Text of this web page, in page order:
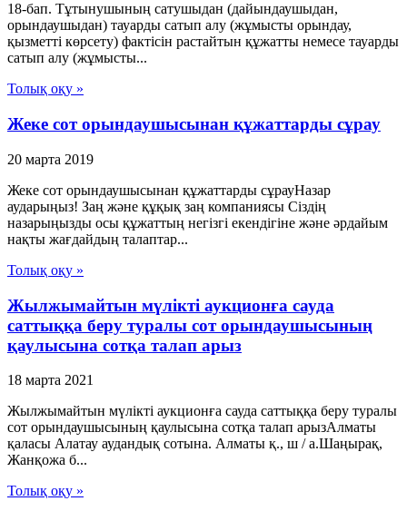
18-бап. Тұтынушының сатушыдан (дайындаушыдан,
орындаушыдан) тауарды сатып алу (жұмысты орындау,
қызметті көрсету) фактісін растайтын құжатты немесе тауарды
сатып алу (жұмысты...
Толық оқу »
Жеке сот орындаушысынан құжаттарды сұрау
20 марта 2019
Жеке сот орындаушысынан құжаттарды сұрауНазар
аударыңыз! Заң және құқық заң компаниясы Сіздің
назарыңызды осы құжаттың негізгі екендігіне және әрдайым
нақты жағдайдың талаптар...
Толық оқу »
Жылжымайтын мүлікті аукционға сауда
саттыққа беру туралы сот орындаушысының
қаулысына сотқа талап арыз
18 марта 2021
Жылжымайтын мүлікті аукционға сауда саттыққа беру туралы
сот орындаушысының қаулысына сотқа талап арызАлматы
қаласы Алатау аудандық сотына. Алматы қ., ш / а.Шаңырақ,
Жанқожа б...
Толық оқу »